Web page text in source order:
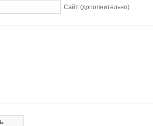
Сайт (дополнительно)